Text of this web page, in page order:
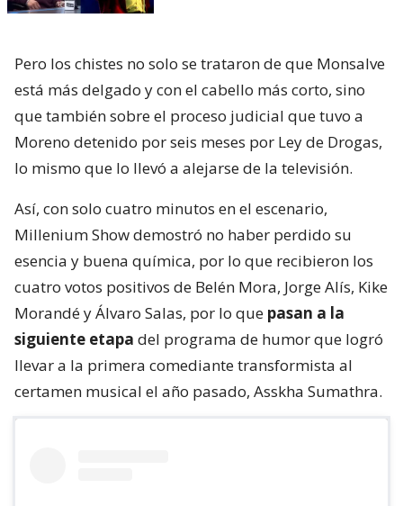
Pero los chistes no solo se trataron de que Monsalve
está más delgado y con el cabello más corto, sino
que también sobre el proceso judicial que tuvo a
Moreno detenido por seis meses por Ley de Drogas,
lo mismo que lo llevó a alejarse de la televisión.
Así, con solo cuatro minutos en el escenario,
Millenium Show demostró no haber perdido su
esencia y buena química, por lo que recibieron los
cuatro votos positivos de Belén Mora, Jorge Alís, Kike
Morandé y Álvaro Salas, por lo que pasan a la
siguiente etapa del programa de humor que logró
llevar a la primera comediante transformista al
certamen musical el año pasado, Asskha Sumathra.